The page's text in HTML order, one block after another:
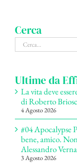
Cerca
Cerca
per:
Ultime da
La vita deve
di Roberto
4 Agosto 2026
#04 Apocalypse
bene, amico.
Alessandro Verna
3 Agosto 2026